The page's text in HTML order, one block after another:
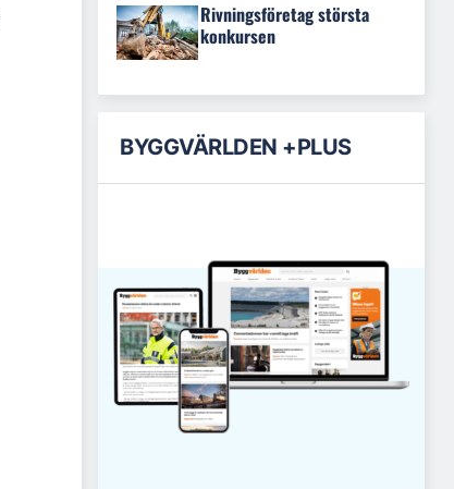
Rivningsföretag största
konkursen
BYGGVÄRLDEN +PLUS